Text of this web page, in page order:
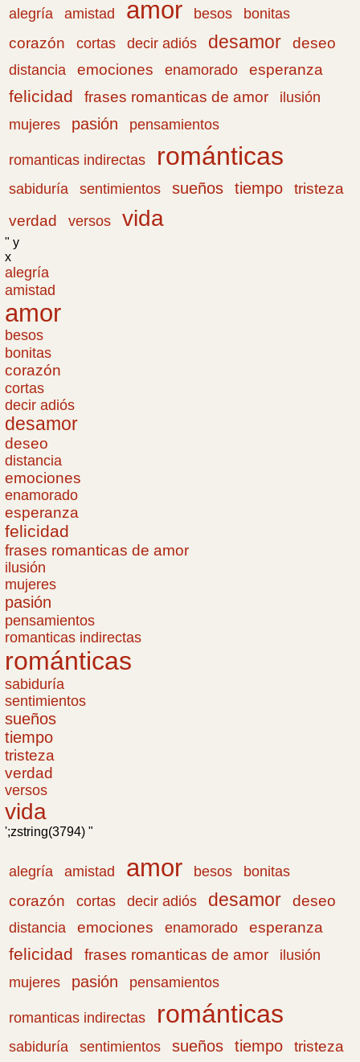
alegría amistad amor besos
bonitas
corazón
cortas decir adiós desamor deseo
distancia emociones enamorado esperanza
felicidad frases romanticas de amor
ilusión
mujeres
pasión pensamientos
romanticas indirectas románticas
sabiduría sentimientos sueños tiempo
tristeza
verdad
versos vida
" y
x
alegría
amistad
amor
besos
bonitas
corazón
cortas
decir adiós
desamor
deseo
distancia
emociones
enamorado
esperanza
felicidad
frases romanticas de amor
ilusión
mujeres
pasión
pensamientos
romanticas indirectas
románticas
sabiduría
sentimientos
sueños
tiempo
tristeza
verdad
versos
vida
';zstring(3794) "
alegría amistad amor besos
bonitas
corazón
cortas decir adiós desamor deseo
distancia emociones enamorado esperanza
felicidad frases romanticas de amor
ilusión
mujeres
pasión pensamientos
romanticas indirectas románticas
sabiduría sentimientos sueños tiempo
tristeza